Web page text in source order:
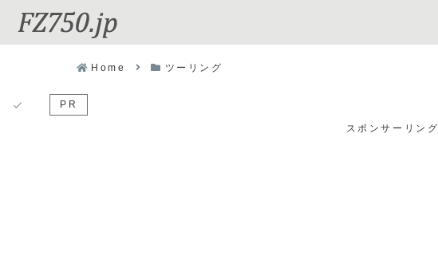
Home ツーリング
PR
スポンサーリング